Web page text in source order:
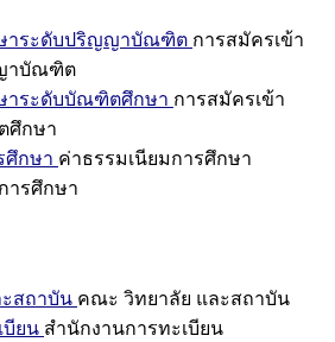
าระดับปริญญาบัณฑิต การสมัครเข้า
าบัณฑิต
าระดับบัณฑิตศึกษา การสมัครเข้า
ศึกษา
ศึกษา ค่าธรรมเนียมการศึกษา
ารศึกษา
สถาบัน คณะ วิทยาลัย และสถาบัน
บียน สำนักงานการทะเบียน